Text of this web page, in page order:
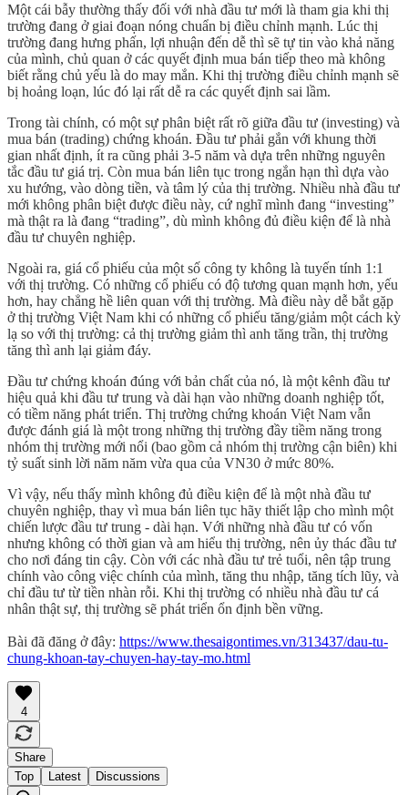
Một cái bẫy thường thấy đối với nhà đầu tư mới là tham gia khi thị
trường đang ở giai đoạn nóng chuẩn bị điều chỉnh mạnh. Lúc thị
trường đang hưng phấn, lợi nhuận đến dễ thì sẽ tự tin vào khả năng
của mình, chủ quan ở các quyết định mua bán tiếp theo mà không
biết rằng chủ yếu là do may mắn. Khi thị trường điều chỉnh mạnh sẽ
bị hoảng loạn, lúc đó lại rất dễ ra các quyết định sai lầm.
Trong tài chính, có một sự phân biệt rất rõ giữa đầu tư (investing) và
mua bán (trading) chứng khoán. Đầu tư phải gắn với khung thời
gian nhất định, ít ra cũng phải 3-5 năm và dựa trên những nguyên
tắc đầu tư giá trị. Còn mua bán liên tục trong ngắn hạn thì dựa vào
xu hướng, vào dòng tiền, và tâm lý của thị trường. Nhiều nhà đầu tư
mới không phân biệt được điều này, cứ nghĩ mình đang “investing”
mà thật ra là đang “trading”, dù mình không đủ điều kiện để là nhà
đầu tư chuyên nghiệp.
Ngoài ra, giá cổ phiếu của một số công ty không là tuyến tính 1:1
với thị trường. Có những cổ phiếu có độ tương quan mạnh hơn, yếu
hơn, hay chẳng hề liên quan với thị trường. Mà điều này dễ bắt gặp
ở thị trường Việt Nam khi có những cổ phiếu tăng/giảm một cách kỳ
lạ so với thị trường: cả thị trường giảm thì anh tăng trần, thị trường
tăng thì anh lại giảm đáy.
Đầu tư chứng khoán đúng với bản chất của nó, là một kênh đầu tư
hiệu quả khi đầu tư trung và dài hạn vào những doanh nghiệp tốt,
có tiềm năng phát triển. Thị trường chứng khoán Việt Nam vẫn
được đánh giá là một trong những thị trường đầy tiềm năng trong
nhóm thị trường mới nổi (bao gồm cả nhóm thị trường cận biên) khi
tỷ suất sinh lời năm năm vừa qua của VN30 ở mức 80%.
Vì vậy, nếu thấy mình không đủ điều kiện để là một nhà đầu tư
chuyên nghiệp, thay vì mua bán liên tục hãy thiết lập cho mình một
chiến lược đầu tư trung - dài hạn. Với những nhà đầu tư có vốn
nhưng không có thời gian và am hiểu thị trường, nên ủy thác đầu tư
cho nơi đáng tin cậy. Còn với các nhà đầu tư trẻ tuổi, nên tập trung
chính vào công việc chính của mình, tăng thu nhập, tăng tích lũy, và
chỉ đầu tư từ tiền nhàn rỗi. Khi thị trường có nhiều nhà đầu tư cá
nhân thật sự, thị trường sẽ phát triển ổn định bền vững.
Bài đã đăng ở đây: https://www.thesaigontimes.vn/313437/dau-tu-
chung-khoan-tay-chuyen-hay-tay-mo.html
4
Share
Top
Latest Discussions